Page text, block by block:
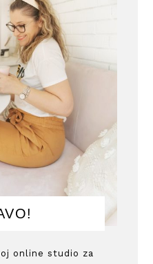
online studio za